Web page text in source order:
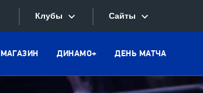
Клубы
Конференция «Запад»
Дивизион Боброва
Сайты
МАГАЗИН ДИНАМО+ ДЕНЬ МАТЧА